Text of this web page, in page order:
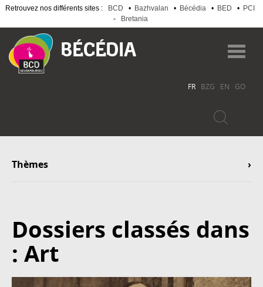
Retrouvez nos différents sites : BCD • Bazhvalan • Bécédia • BED •
PCI
-
Bretania
au
contenu
principal
FR BZG EN GO
Thèmes
Dossiers classés dans
: Art